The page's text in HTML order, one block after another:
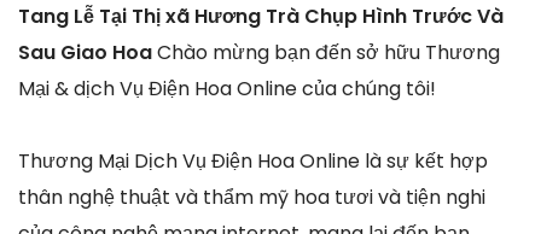
Tang Lễ Tại Thị xã Hương Trà Chụp Hình Trước Và
Sau Giao HoaChào mừng bạn đến sở hữu Thương
Mại & dịch Vụ Điện Hoa Online của chúng tôi!
Thương Mại Dịch Vụ Điện Hoa Online là sự kết hợp
thân nghệ thuật và thẩm mỹ hoa tươi và tiện nghi